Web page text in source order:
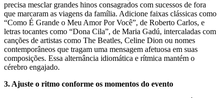
precisa mesclar grandes hinos consagrados com sucessos de fora
que marcaram as viagens da família. Adicione faixas clássicas como
“Como É Grande o Meu Amor Por Você”, de Roberto Carlos, e
letras tocantes como “Dona Cila”, de Maria Gadú, intercaladas com
canções de artistas como The Beatles, Celine Dion ou nomes
contemporâneos que tragam uma mensagem afetuosa em suas
composições. Essa alternância idiomática e rítmica mantém o
cérebro engajado.
3. Ajuste o ritmo conforme os momentos do evento